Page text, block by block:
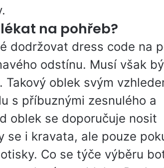
na pohřeb?
dodržovat dress code na
odstínu. Musí však
oblek svým
s příbuznými zesnulého a
oblek se doporučuje nosit
se i kravata, ale pouze
Co se týče výběru